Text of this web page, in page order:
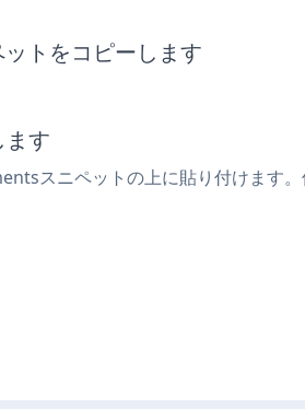
トをコピーします
す
スニペットの上に貼り付けます。